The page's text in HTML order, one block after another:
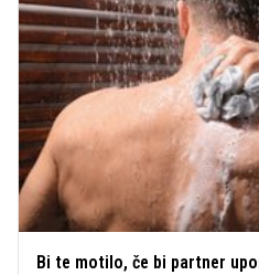
Bi te motilo, če bi partner